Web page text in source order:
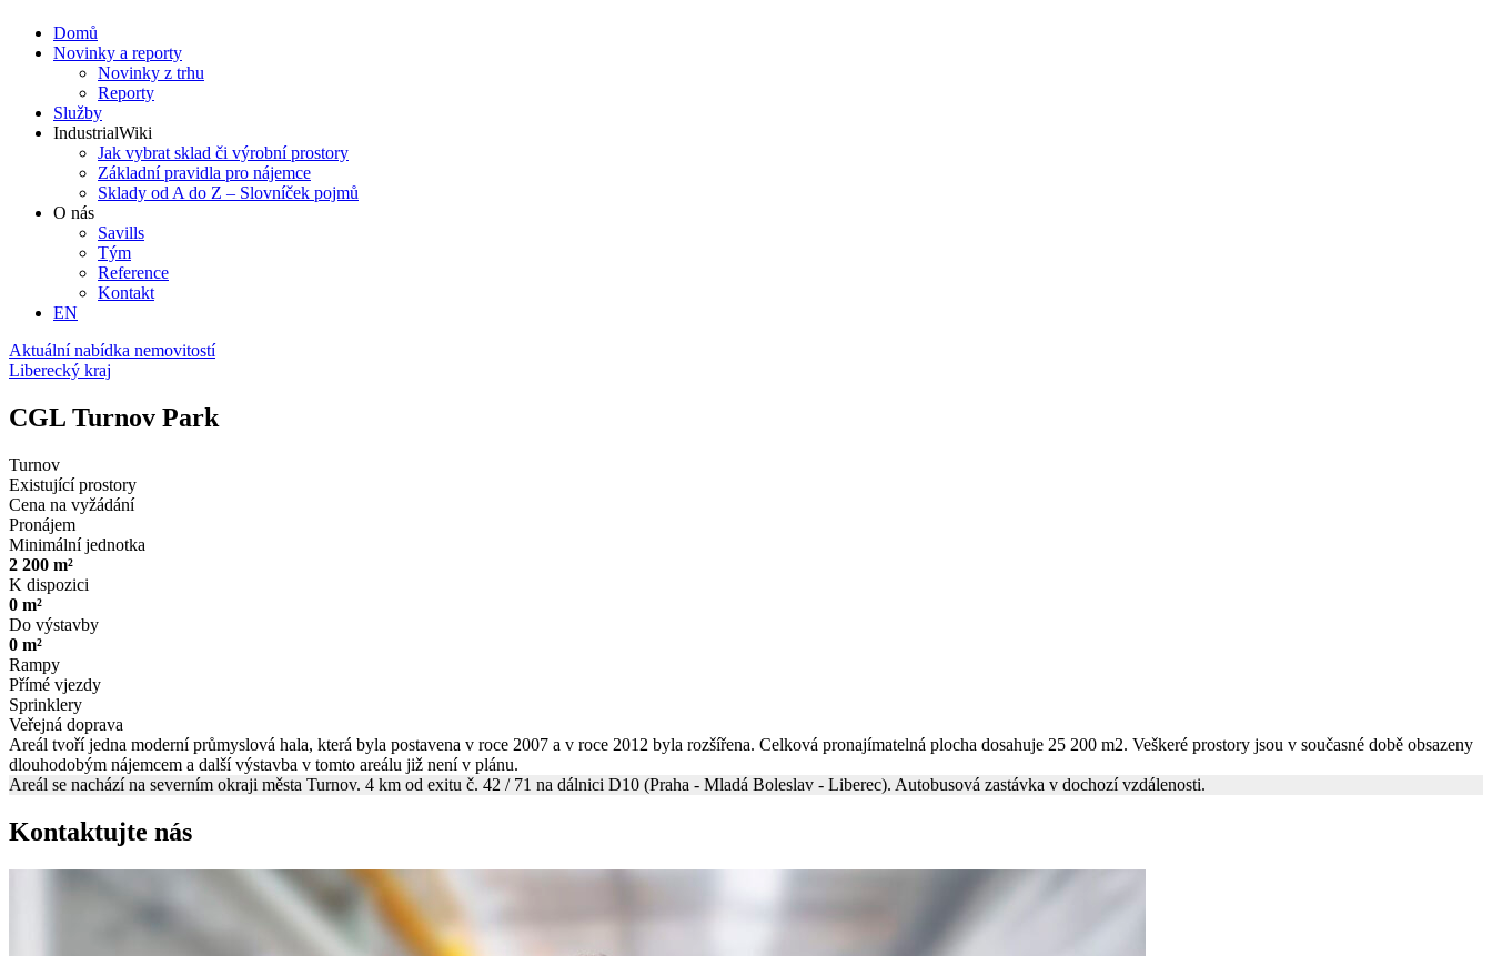
Domů
Novinky a reporty
Novinky z trhu
Reporty
Služby
IndustrialWiki
Jak vybrat sklad či výrobní prostory
Základní pravidla pro nájemce
Sklady od A do Z – Slovníček pojmů
O nás
Savills
Tým
Reference
Kontakt​
EN
Aktuální nabídka nemovitostí
Liberecký kraj
CGL Turnov Park
Turnov
Existující prostory
Cena na vyžádání
Pronájem
Minimální jednotka
2 200 m²
K dispozici
0 m²
Do výstavby
0 m²
Rampy
Přímé vjezdy
Sprinklery
Veřejná doprava
Areál tvoří jedna moderní průmyslová hala, která byla postavena v roce 2007 a v roce 2012 byla rozšířena. Celková pronajímatelná plocha dosahuje 25 200 m2. Veškeré prostory jsou v současné době obsazeny
dlouhodobým nájemcem a další výstavba v tomto areálu již není v plánu.
Areál se nachází na severním okraji města Turnov. 4 km od exitu č. 42 / 71 na dálnici D10 (Praha - Mladá Boleslav - Liberec). Autobusová zastávka v dochozí vzdálenosti.
Kontaktujte nás